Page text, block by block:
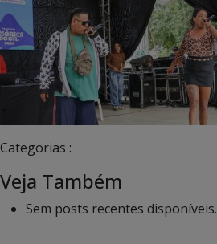
Categorias :
Veja Também
Sem posts recentes disponíveis.